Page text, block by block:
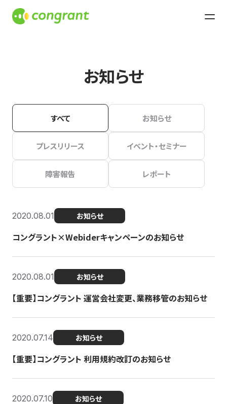
お知らせ
すべて お知らせ
プレスリリース イベント・セミナー
障害報告 レポート
2020.08.01 お知らせ
コングラント×Webiderキャンペーンのお知らせ
2020.08.01 お知らせ
【重要】コングラント 運営会社変更、業務移管のお知らせ
2020.07.14 お知らせ
【重要】コングラント 利用規約改訂のお知らせ
2020.07.10 お知らせ